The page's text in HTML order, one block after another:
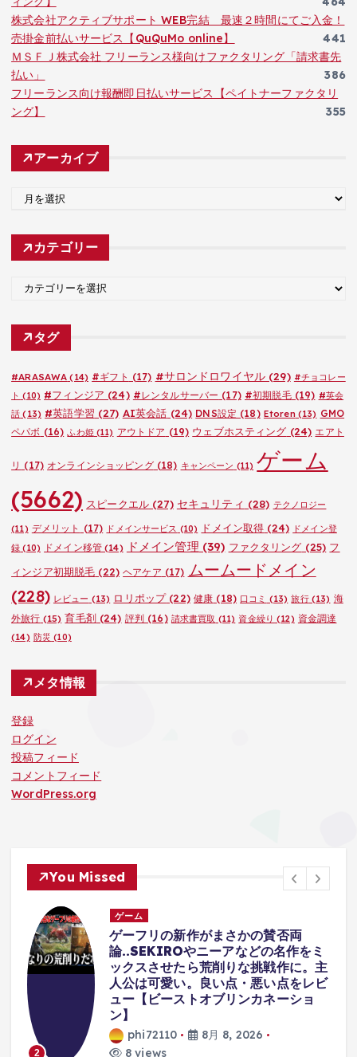
株式会社アクティブサポート WEB完結 最速２時間にてご入金！
売掛金前払いサービス【QuQuMo online】
441
ＭＳＦＪ株式会社 フリーランス様向けファクタリング「請求書先
払い」
386
フリーランス向け報酬即日払いサービス【ペイトナーファクタリ
ング】
355
アーカイブ
カ
カテゴリー
ゴ
タグ
#ARASAWA (14) #ギフト (17) #サロンドロワイヤル(29) #チョコレー
ト (10) #フィンジア (24) #レンタルサーバー (17) #初期脱毛(19) #英会
話 (13) #英語学習 (27) AI英会話 (24) DNS設定 (18) Etoren(13) GMO
ペパボ (16) ふわ姫(11) アウトドア (19) ウェブホスティング (24) エアト
リ (17) オンラインショッピング(18) キャンペーン (11) ゲーム
(5662) スピークエル(27) セキュリティ (28) テクノロジー
(11) デメリット (17) ドメインサービス (10) ドメイン取得 (24) ドメイン登
録 (10) ドメイン移管(14) ドメイン管理 (39) ファクタリング (25) フ
ィンジア初期脱毛 (22) ヘアケア (17) ムームードメイン
(228) レビュー (13) ロリポップ(22) 健康 (18) 口コミ (13) 旅行(13) 海
外旅行 (15) 育毛剤(24) 評判 (16) 請求書買取 (11) 資金繰り (12) 資金調達
(14) 防災 (10)
メタ情報
登録
ログイン
投稿フィード
コメントフィード
WordPress.org
You Missed
2
ゲーム
ゲーフリの新作がまさかの賛否両
論..SEKIROやニーアなどの名作をミ
ックスさせたら荒削りな挑戦作に。主
人公は可愛い。良い点・悪い点をレビ
ュー【ビーストオブリンカネーショ
ン】
phi72110
8月 8, 2026
8 views